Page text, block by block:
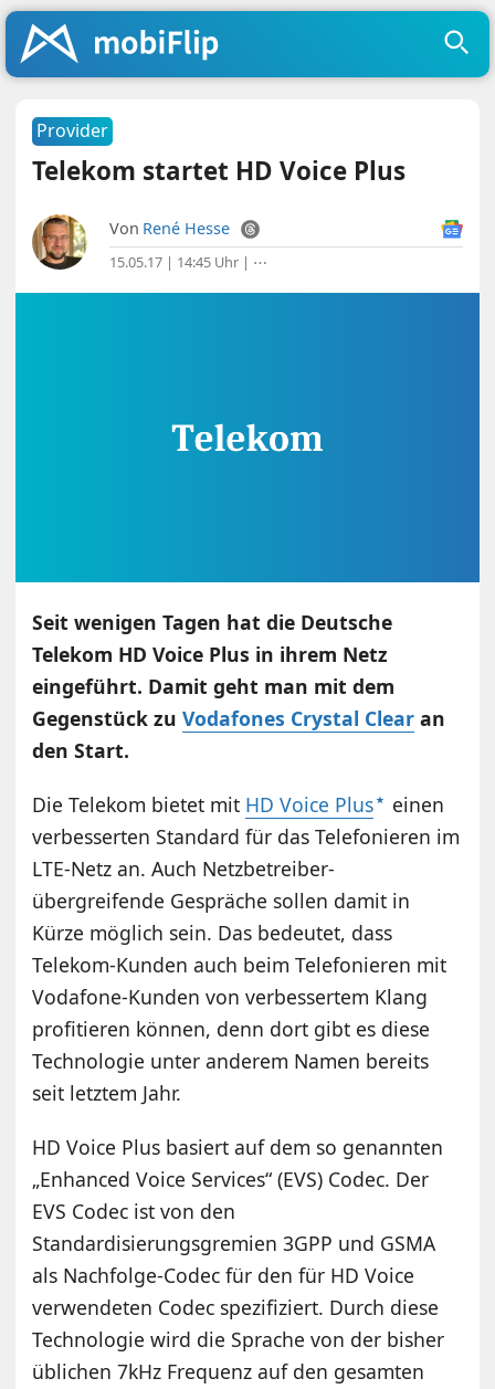
Provider
Telekom startet HD Voice Plus
Von René Hesse
15.05.17 | 14:45 Uhr | ⋯
Seit wenigen Tagen hat die Deutsche
Telekom HD Voice Plus in ihrem Netz
eingeführt. Damit geht man mit dem
Gegenstück zuVodafones Crystal Clear an
den Start.
Die Telekom bietet mit HD Voice Plus
einen
verbesserten Standard für das Telefonieren im
LTE-Netz an. Auch Netzbetreiber-
übergreifende Gespräche sollen damit in
Kürze möglich sein. Das bedeutet, dass
Telekom-Kunden auch beim Telefonieren mit
Vodafone-Kunden von verbessertem Klang
profitieren können, denn dort gibt es diese
Technologie unter anderem Namen bereits
seit letztem Jahr.
HD Voice Plus basiert auf dem so genannten
„Enhanced Voice Services“ (EVS) Codec. Der
EVS Codec ist von den
Standardisierungsgremien 3GPP und GSMA
als Nachfolge-Codec für den für HD Voice
verwendeten Codec spezifiziert. Durch diese
Technologie wird die Sprache von der bisher
üblichen 7kHz Frequenz auf den gesamten